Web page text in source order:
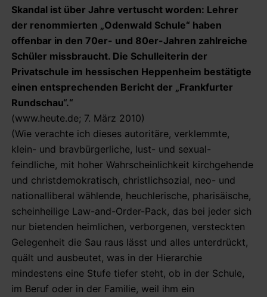
Skandal ist über Jahre vertuscht worden: Lehrer
der renommierten „Odenwald Schule“ haben
offenbar in den 70er- und 80er-Jahren zahlreiche
Schüler missbraucht. Die Schulleiterin der
Privatschule im hessischen Heppenheim bestätigte
einen entsprechenden Bericht der „Frankfurter
Rundschau“.“
(www.heute.de; 7. März 2010)
(Wie verachte ich dieses autoritäre, verklemmte,
klein- und bravbürgerliche, lust- und sexual-
feindliche, mit hoher Wahrscheinlichkeit kirchgehende
und christdemokratisch, christlichsozial, neo- und
nationalliberal wählende, heuchlerische, pharisäische,
scheinheilige Law-and-Order-Pack, das bei jeder sich
nur bietenden heimlichen, verborgenen, versteckten
Gelegenheit die Sau raus lässt und alles unterdrückt,
quält und ausbeutet, was in der Hierarchie
mindestens eine Stufe tiefer steht, ob in der Schule,
im Beruf oder in der Familie, weil ihm ein